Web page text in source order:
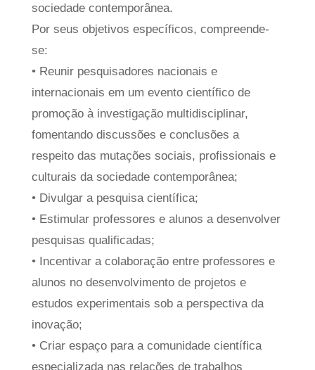
sociedade contemporânea.
Por seus objetivos específicos, compreende-
se:
• Reunir pesquisadores nacionais e
internacionais em um evento científico de
promoção à investigação multidisciplinar,
fomentando discussões e conclusões a
respeito das mutações sociais, profissionais e
culturais da sociedade contemporânea;
• Divulgar a pesquisa científica;
• Estimular professores e alunos a desenvolver
pesquisas qualificadas;
• Incentivar a colaboração entre professores e
alunos no desenvolvimento de projetos e
estudos experimentais sob a perspectiva da
inovação;
• Criar espaço para a comunidade científica
especializada nas relações de trabalhos